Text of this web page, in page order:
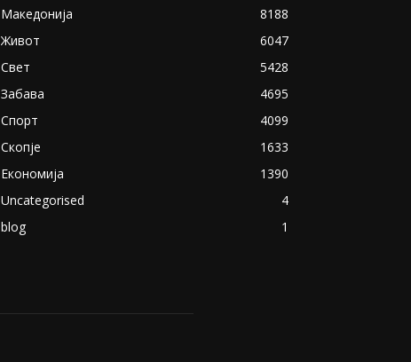
Македонија
8188
Живот
6047
Свет
5428
Забава
4695
Спорт
4099
Скопје
1633
Економија
1390
Uncategorised
4
blog
1